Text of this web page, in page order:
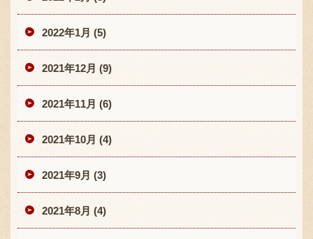
2022年1月 (5)
2021年12月 (9)
2021年11月 (6)
2021年10月 (4)
2021年9月 (3)
2021年8月 (4)